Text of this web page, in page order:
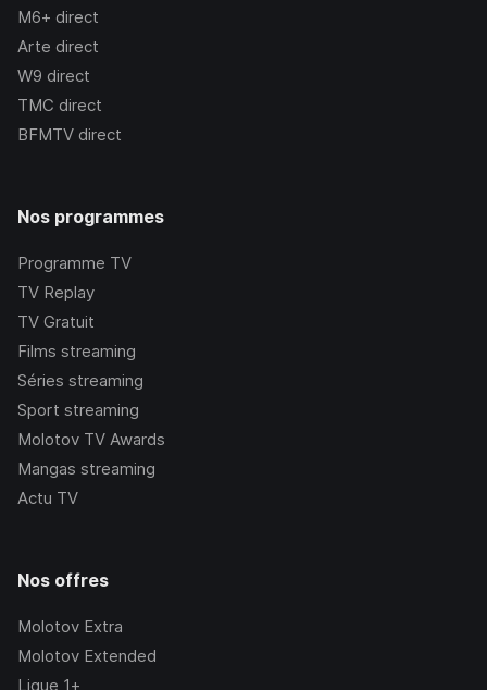
M6+ direct
Arte direct
W9 direct
TMC direct
BFMTV direct
Nos programmes
Programme TV
TV Replay
TV Gratuit
Films streaming
Séries streaming
Sport streaming
Molotov TV Awards
Mangas streaming
Actu TV
Nos offres
Molotov Extra
Molotov Extended
Ligue 1+